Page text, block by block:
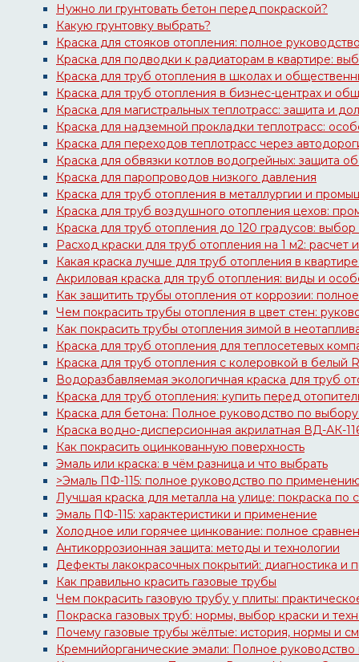
Нужно ли грунтовать бетон перед покраской?
Какую грунтовку выбрать?
Краска для стояков отопления: полное
Краска для подводки к радиаторам в квартире:
Краска для труб отопления в школах и
Краска для труб отопления в бизнес-центрах и
Краска для магистральных теплотрасс: защита и
Краска для надземной прокладки теплотрасс:
Краска для переходов теплотрасс через
Краска для обвязки котлов водогрейных: защита
Краска для паропроводов низкого давления
Краска для труб отопления в металлургии и
Краска для труб воздушного отопления цехов:
Краска для труб отопления до 120 градусов:
Расход краски для труб отопления на 1 м2: расчет
Какая краска лучше для труб отопления в
Акриловая краска для труб отопления: виды и
Как защитить трубы отопления от коррозии:
Чем покрасить трубы отопления в цвет стен:
Как покрасить трубы отопления зимой в
Краска для труб отопления для теплосетевых
Краска для труб отопления с колеровкой в белый
Водоразбавляемая экологичная краска для труб
Краска для труб отопления: купить перед
Краска для бетона: Полное руководство по
Краска водно-дисперсионная акрилатная ВД-АК-
Как покрасить оцинкованную поверхность
Эмаль или краска: в чём разница и что выбрать
>Эмаль ПФ-115: полное руководство по
Лучшая краска для металла на улице: покраска по
Эмаль ПФ-115: характеристики и применение
Холодное или горячее цинкование: полное
Антикоррозионная защита: методы и технологии
Дефекты лакокрасочных покрытий: диагностика и
Как правильно красить газовые трубы
Чем покрасить газовую трубу у плиты:
Покраска газовых труб: нормы, выбор краски и
Почему газовые трубы жёлтые: история, нормы и
Кремнийорганические эмали: Полное